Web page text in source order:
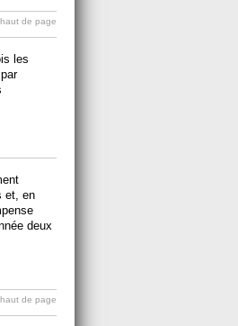
haut de page
les
et, en
deux
haut de page